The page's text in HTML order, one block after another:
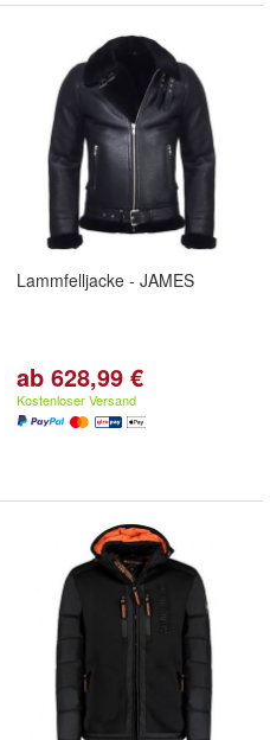
Lammfelljacke - JAMES
ab 628,99 €
Kostenloser Versand